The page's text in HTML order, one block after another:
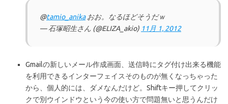
@tamio_anikaおお。なるほどそうだｗ
— 石塚昭生さん (@ELIZA_akio) 11月 1, 2012
Gmailの新しいメール作成画面、送信時にタグ付け出来る機能
を利用できるインターフェイスそのものが無くなっちゃった
から、個人的には、ダメなんだけど。Shiftキー押してクリッ
クで別ウインドウという今の使い方で問題無いと思うんだけ